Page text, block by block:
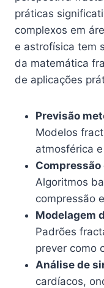
práticas
complexos em
e astrofísica tem
da matemática
de aplicações
Previsão
Modelos
atmosférica
Algoritmos
compressão
Modelagem
Padrões
prever como
Análise de
cardíacos,